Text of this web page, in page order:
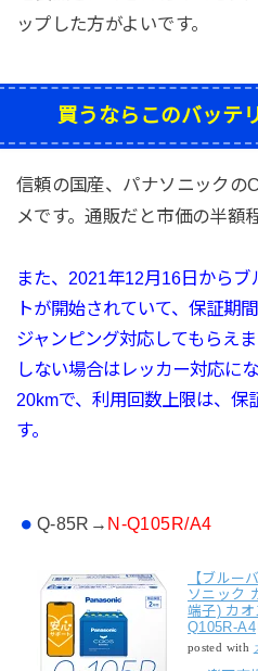
ップした方がよいです。
買うならこのバッテ
信頼の国産、パナソニックの
メです。通販だと市価の半額
また、2021年12月16日から ブ
トが開始されていて、 保証期
ジャンピング対応してもらえ
しない場合はレッカー対応に
20kmで、利用回数上限は、保
す。
Q-85R→ N-Q105R/A4
【ブルー
ソニック
端子) カオ
Q105R-A4
posted with